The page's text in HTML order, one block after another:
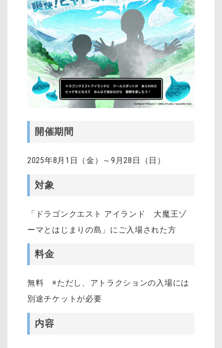
開催期間
2025年8月1日（金）～9月28日（日）
対象
「ドラゴンクエスト アイランド 大魔王ゾ
ーマとはじまりの島」にご入場された方
料金
無料 ※ただし、アトラクションの入場には
別途チケットが必要
内容